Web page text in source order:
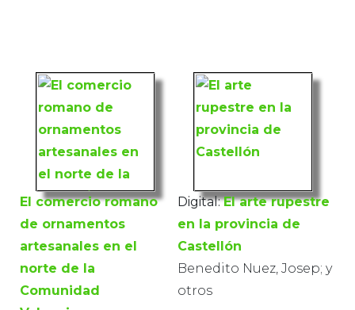
El comercio romano
de ornamentos
artesanales en el
norte de la
Comunidad
Digital: El arte rupestre
en la provincia de
Castellón
Benedito Nuez, Josep; y
otros